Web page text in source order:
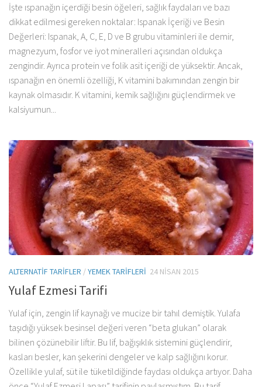
İşte ıspanağın içerdiği besin öğeleri, sağlık faydaları ve bazı
dikkat edilmesi gereken noktalar: Ispanak İçeriği ve Besin
Değerleri: Ispanak, A, C, E, D ve B grubu vitaminleri ile demir,
magnezyum, fosfor ve iyot mineralleri açısından oldukça
zengindir. Ayrıca protein ve folik asit içeriği de yüksektir. Ancak,
ıspanağın en önemli özelliği, K vitamini bakımından zengin bir
kaynak olmasıdır. K vitamini, kemik sağlığını güçlendirmek ve
kalsiyumun...
ALTERNATIF TARIFLER /YEMEK TARIFLERI 24 NISAN 2015
Yulaf Ezmesi Tarifi
Yulaf için, zengin lif kaynağı ve mucize bir tahıl demiştik. Yulafa
taşıdığı yüksek besinsel değeri veren “beta glukan” olarak
bilinen çözünebilir liftir. Bu lif, bağışıklık sistemini güçlendirir,
kasları besler, kan şekerini dengeler ve kalp sağlığını korur.
Özellikle yulaf, süt ile tüketildiğinde faydası oldukça artıyor. Daha